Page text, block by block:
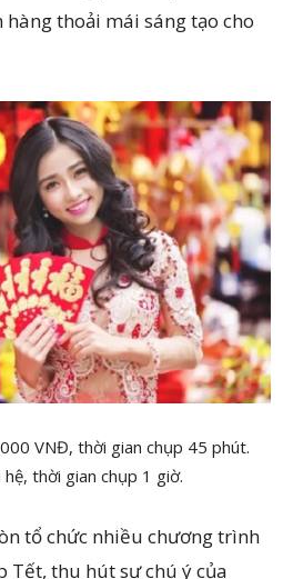
thoải mái sáng tạo cho
VNĐ, thời gian chụp 45 phút.
hệ, thời gian chụp 1 giờ.
tổ chức nhiều chương trình
Tết, thu hút sự chú ý của